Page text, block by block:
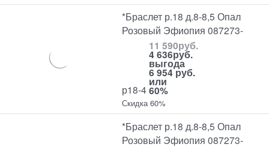
*Браслет р.18 д.8-8,5 Опал
Розовый Эфиопия 087273-
р18-4
11 590руб.
4 636руб.
выгода
6 954 руб.
или
60%
Скидка 60%
*Браслет р.18 д.8-8,5 Опал
Розовый Эфиопия 087273-